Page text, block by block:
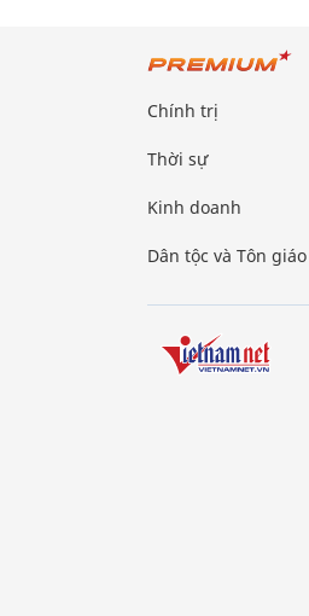
Chính trị
Thời sự
Kinh doanh
Dân tộc và Tôn giáo